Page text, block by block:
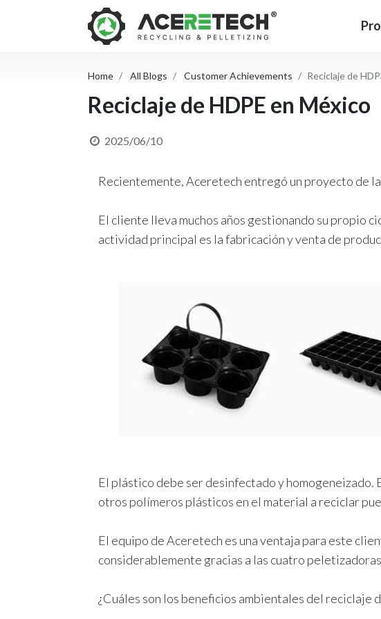
Home All Blogs Customer Achievements Reciclaje de
Reciclaje de HDPE en México
2025/06/10
Recientemente, Aceretech entregó un proyecto de
El cliente lleva muchos años gestionando su propio
actividad principal es la fabricación y venta de
El plástico debe ser desinfectado y homogeneizado.
otros polímeros plásticos en el material a reciclar
El equipo de Aceretech es una ventaja para este
considerablemente gracias a las cuatro
¿Cuáles son los beneficios ambientales del reciclaje